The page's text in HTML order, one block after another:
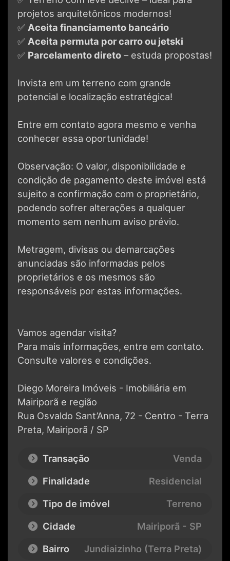
projetos arquitetônicos modernos!
✅ Aceita financiamento bancário
✅ Aceita permuta por carro ou jetski
✅ Parcelamento direto – estuda propostas!
Invista em um terreno com grande
potencial e localização estratégica!
Entre em contato agora mesmo e venha
conhecer essa oportunidade!
Observação: O valor, disponibilidade e
condição de pagamento deste imóvel está
sujeito a confirmação com o proprietário,
podendo sofrer alterações a qualquer
momento sem nenhum aviso prévio.
Metragem, divisas ou demarcações
anunciadas são informadas pelos
proprietários e os mesmos são
responsáveis por estas informações.
Vamos agendar visita?
Para mais informações, entre em contato.
Consulte valores e condições.
Diego Moreira Imóveis - Imobiliária em
Mairiporã e região
Rua Osvaldo Sant’Anna, 72 - Centro - Terra
Preta, Mairiporã / SP
Transação
Venda
Finalidade
Residencial
Tipo de imóvel
Terreno
Cidade
Mairiporã - SP
Bairro
Jundiaizinho (Terra Preta)